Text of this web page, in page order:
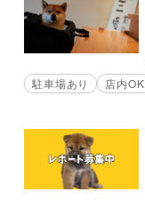
駐車場あり 店内OK